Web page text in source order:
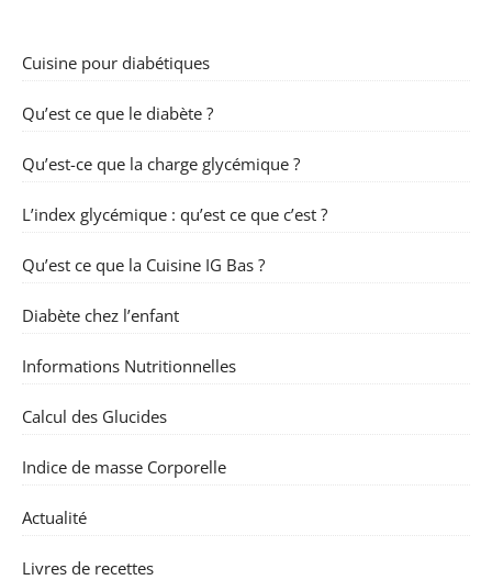
Cuisine pour diabétiques
Qu’est ce que le diabète ?
Qu’est-ce que la charge glycémique ?
L’index glycémique : qu’est ce que c’est ?
Qu’est ce que la Cuisine IG Bas ?
Diabète chez l’enfant
Informations Nutritionnelles
Calcul des Glucides
Indice de masse Corporelle
Actualité
Livres de recettes